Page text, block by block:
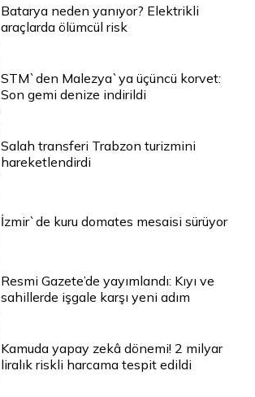
Batarya neden yanıyor? Elektrikli
araçlarda ölümcül risk
STM`den Malezya`ya üçüncü korvet:
Son gemi denize indirildi
Salah transferi Trabzon turizmini
hareketlendirdi
İzmir`de kuru domates mesaisi sürüyor
Resmi Gazete’de yayımlandı: Kıyı ve
sahillerde işgale karşı yeni adım
Kamuda yapay zekâ dönemi! 2 milyar
liralık riskli harcama tespit edildi